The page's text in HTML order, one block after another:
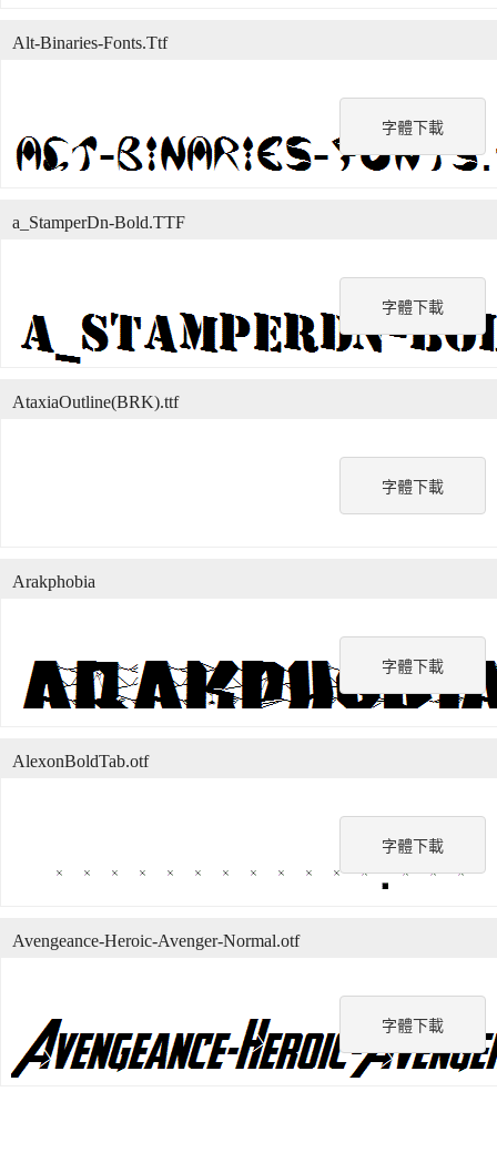
字體下載
Alt-Binaries-Fonts.Ttf
字體下載
a_StamperDn-Bold.TTF
字體下載
AtaxiaOutline(BRK).ttf
字體下載
Arakphobia
字體下載
AlexonBoldTab.otf
字體下載
Avengeance-Heroic-Avenger-Normal.otf